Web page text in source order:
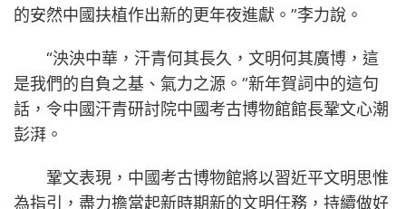
的安然中國扶植作出新的更年夜進獻。”李力說。
“泱泱中華，汗青何其長久，文明何其廣博，這
是我們的自負之基、氣力之源。”新年賀詞中的這句
話，令中國汗青研討院中國考古博物館館長鞏文心潮
彭湃。
鞏文表現，中國考古博物館將以習近平文明思惟
為指引，盡力擔當起新時期新的文明任務，持續做好